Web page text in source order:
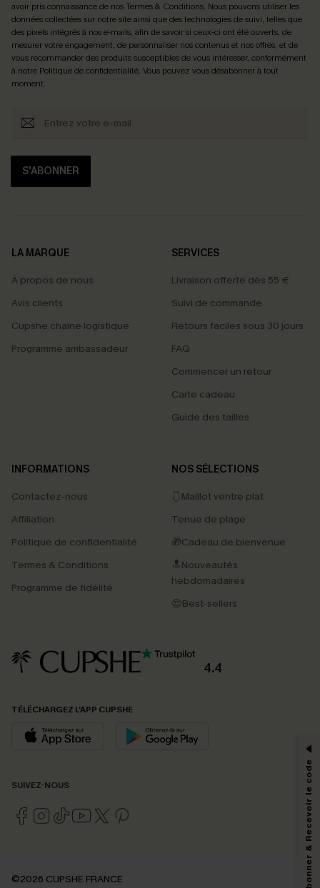
avoir pris connaissance de nosTermes & Conditions. Nous pouvons utiliser les
données collectées sur notre site ainsi que des technologies de suivi, telles que
des pixels intégrés à nos e-mails, afin de savoir si ceux-ci ont été ouverts, de
mesurer votre engagement, de personnaliser nos contenus et nos offres, et de
vous recommander des produits susceptibles de vous intéresser, conformément
à notre Politique de confidentialité. Vous pouvez vous désabonner à tout
moment.
S'ABONNER
LA MARQUE
À propos de nous
Avis clients
Cupshe chaîne logistique
Programme ambassadeur
SERVICES
Livraison offerte dès 55 €
Suivi de commande
Retours faciles sous 30 jours
FAQ
Commencer un retour
Carte cadeau
Guide des tailles
INFORMATIONS
Contactez-nous
Affiliation
Politique de confidentialité
Termes & Conditions
Programme de fidélité
NOS SÉLECTIONS
🩱Maillot ventre plat
Tenue de plage
🎁Cadeau de bienvenue
🔝Nouveautés
hebdomadaires
😍Best-sellers
4.4
TÉLÉCHARGEZ L’APP CUPSHE
SUIVEZ-NOUS
©2026 CUPSHE FRANCE
PROFITEZ DE -15%
-15% dès 2 Achetés par E-mail
En soumettant votre adresse e-mail, vous acceptez de recevoir des e-mails
marketing (y compris du contenu généré par l'IA) de Cupshe et
personnaliser nos contenus et nos offres, et de vous recommander des
S'abonner & Recevoir le code